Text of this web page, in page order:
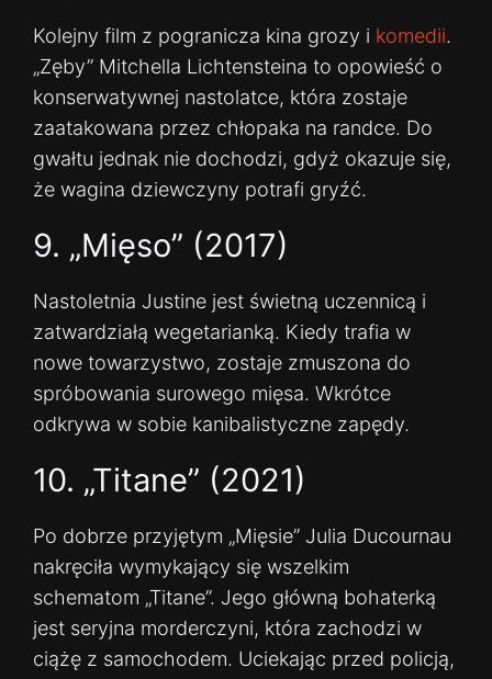
Kolejny film z pogranicza kina grozy i komedii.
„Zęby” Mitchella Lichtensteina to opowieść o
konserwatywnej nastolatce, która zostaje
zaatakowana przez chłopaka na randce. Do
gwałtu jednak nie dochodzi, gdyż okazuje się,
że wagina dziewczyny potrafi gryźć.
9. „Mięso” (2017)
Nastoletnia Justine jest świetną uczennicą i
zatwardziałą wegetarianką. Kiedy trafia w
nowe towarzystwo, zostaje zmuszona do
spróbowania surowego mięsa. Wkrótce
odkrywa w sobie kanibalistyczne zapędy.
10. „Titane” (2021)
Po dobrze przyjętym „Mięsie” Julia Ducournau
nakręciła wymykający się wszelkim
schematom „Titane”. Jego główną bohaterką
jest seryjna morderczyni, która zachodzi w
ciążę z samochodem. Uciekając przed policją,